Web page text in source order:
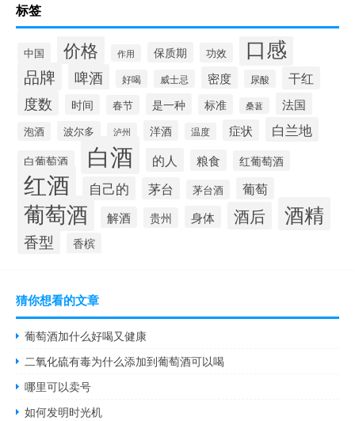
标签
中国 价格 作用 保质期 功效 口感
品牌 啤酒 好喝 威士忌 密度 尿酸 干红
度数 时间 春节 是一种 标准 桑葚 法国
泡酒 波尔多 泸州 洋酒 温度 症状 白兰地
白葡萄酒 白酒 的人 粮食 红葡萄酒
红酒 自己的 茅台 茅台酒 葡萄
葡萄酒 解酒 贵州 身体 酒后 酒精
香型 香槟
猜你想看的文章
葡萄酒加什么好喝又健康
二氧化硫有毒为什么添加到葡萄酒可以喝
哪里可以卖号
如何发明时光机